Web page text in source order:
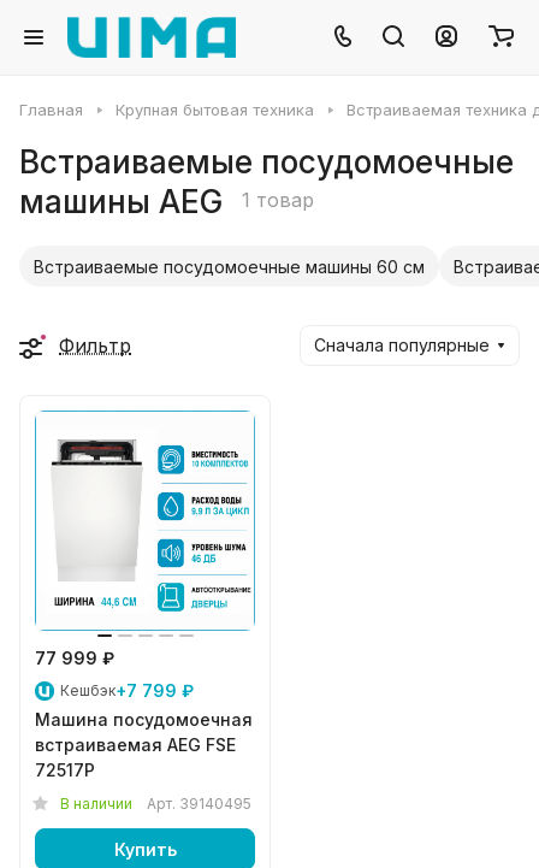
Главная Крупная бытовая техника Встраиваемая техника
Встраиваемые посудомоечные
машины AEG
1 товар
Встраиваемые посудомоечные машины 60 см
Фильтр Сначала популярные
77 999 ₽
Кешбэк+7 799 ₽
Машина посудомоечная
встраиваемая AEG FSE
72517P
В наличии Арт. 39140495
Купить